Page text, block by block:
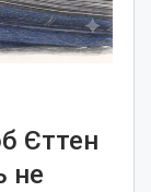
Єттен
не